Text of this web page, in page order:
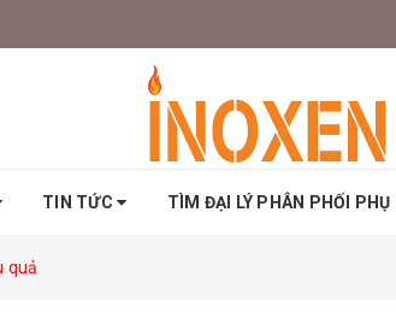
TIN TỨC TÌM ĐẠI LÝ PHÂN PHỐI PHỤ
quả